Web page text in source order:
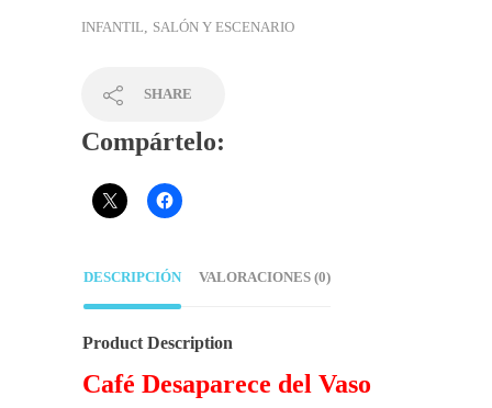
INFANTIL, SALÓN Y ESCENARIO
SHARE
Compártelo:
DESCRIPCIÓN VALORACIONES (0)
Product Description
Café Desaparece del Vaso